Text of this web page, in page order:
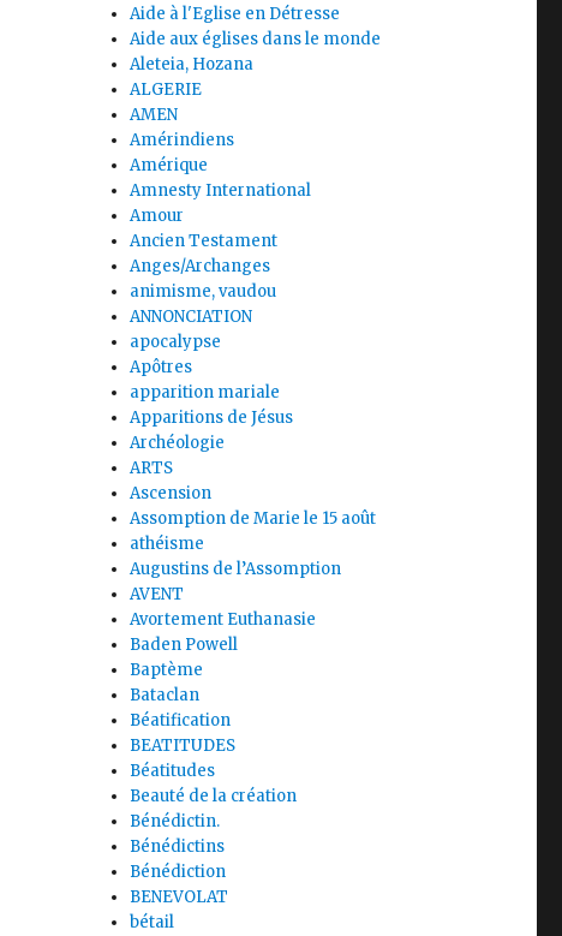
Aide à l'Eglise en Détresse
Aide aux églises dans le monde
Aleteia, Hozana
ALGERIE
AMEN
Amérindiens
Amérique
Amnesty International
Amour
Ancien Testament
Anges/Archanges
animisme, vaudou
ANNONCIATION
apocalypse
Apôtres
apparition mariale
Apparitions de Jésus
Archéologie
ARTS
Ascension
Assomption de Marie le 15 août
athéisme
Augustins de l’Assomption
AVENT
Avortement Euthanasie
Baden Powell
Baptème
Bataclan
Béatification
BEATITUDES
Béatitudes
Beauté de la création
Bénédictin.
Bénédictins
Bénédiction
BENEVOLAT
bétail